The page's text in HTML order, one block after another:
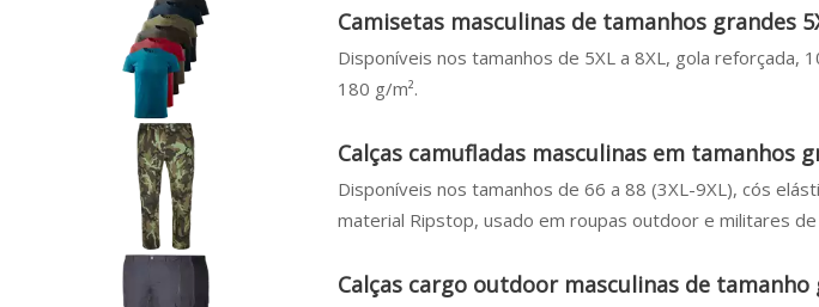
Camisetas masculinas de tamanhos grandes
Disponíveis nos tamanhos de 5XL a 8XL, gola reforçada,
180 g/m².
Calças camufladas masculinas em tamanhos
Disponíveis nos tamanhos de 66 a 88 (3XL-9XL), cós
material Ripstop, usado em roupas outdoor e militares de
Calças cargo outdoor masculinas de tamanho